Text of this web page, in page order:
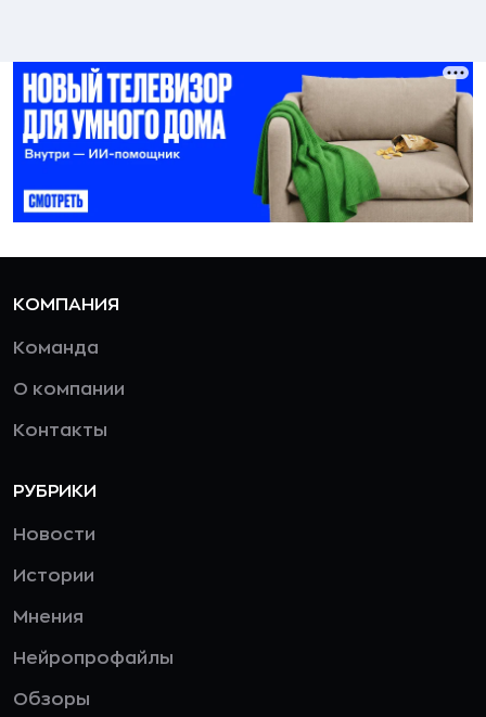
КОМПАНИЯ
Команда
О компании
Контакты
РУБРИКИ
Новости
Истории
Мнения
Нейропрофайлы
Обзоры